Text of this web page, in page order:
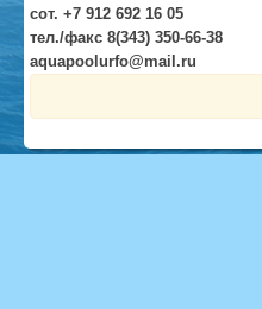
сот. +7 912 692 16 05
тел./факс 8(343) 350-66-38
aquapoolurfo@mail.ru